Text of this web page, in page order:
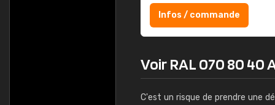
Infos / commande
Voir RAL 070 80 40
C'est un risque de prendre une